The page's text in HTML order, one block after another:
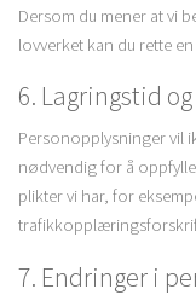
Dersom du mener at vi
lovverket kan du rette
6. Lagringstid
Personopplysninger vil
nødvendig for å
plikter vi har, for
7. Endringer i